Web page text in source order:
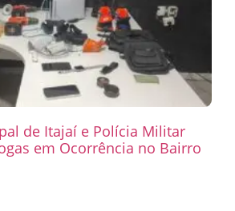
de Itajaí e Polícia Militar
em Ocorrência no Bairro